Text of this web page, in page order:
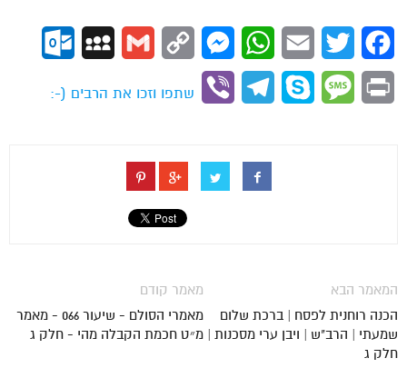
Facebook
Twitter
Email
WhatsApp
Messenger
Copy
Gmail
MySpace
Print
Message
Skype
Telegram
Viber
שתפו וזכו את הרבים (-:
מאמר קודם
מאמרי הסולם - שיעור 066 - מאמר
מ״ט חכמת הקבלה מהי - חלק ג
המאמר הבא
הכנה רוחנית לפסח | ברכת שלום
שמעתי | הרב"ש | ויבן ערי מסכנות |
חלק ג